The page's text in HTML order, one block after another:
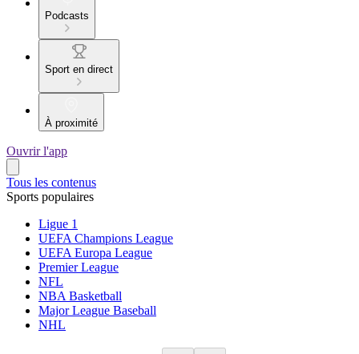
Podcasts
Sport en direct
À proximité
Ouvrir l'app
Tous les contenus
Sports populaires
Ligue 1
UEFA Champions League
UEFA Europa League
Premier League
NFL
NBA Basketball
Major League Baseball
NHL